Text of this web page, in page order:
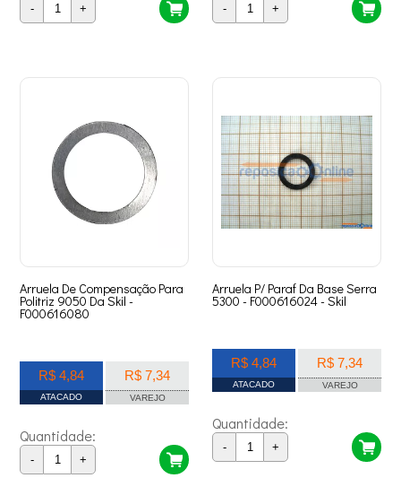
- + - +
Arruela De Compensação Para
Politriz 9050 Da Skil -
F000616080
R$ 4,84
ATACADO
R$ 7,34
VAREJO
Quantidade:
- +
Arruela P/ Paraf Da Base Serra
5300 - F000616024 - Skil
R$ 4,84
ATACADO
R$ 7,34
VAREJO
Quantidade:
- +